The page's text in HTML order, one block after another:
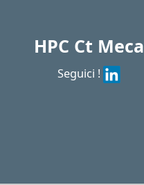
HPC Ct Meca
Seguici !